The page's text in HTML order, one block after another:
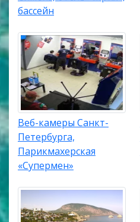
бассейн
Веб-камеры Санкт-
Петербурга,
Парикмахерская
«Супермен»